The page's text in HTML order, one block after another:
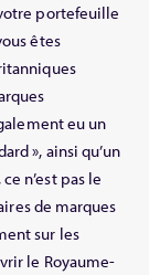
portefeuille
êtes
eu un
», ainsi qu’un
n’est pas le
de marques
sur les
le Royaume-